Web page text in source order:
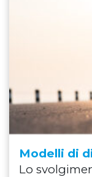
Modelli di
Lo